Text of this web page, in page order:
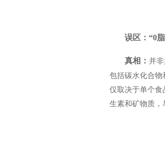
误区：“0
真相： 并
包括碳水化合物
仅取决于单个食
生素和矿物质，